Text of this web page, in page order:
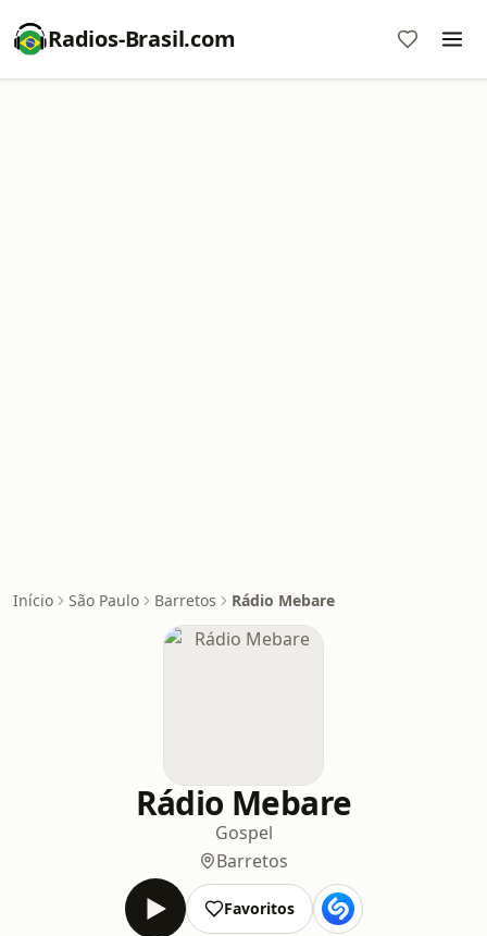
Radios-Brasil.com
Início São Paulo Barretos Rádio Mebare
Rádio Mebare
Gospel
Barretos
Favoritos